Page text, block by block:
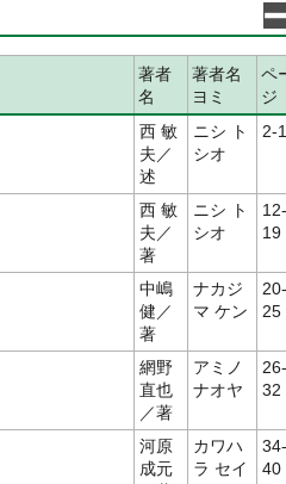
著者
名
著者名
ヨミ
ペ
ジ
西 敏
夫／
述
ニシ ト
シオ
2-
西 敏
夫／
著
ニシ ト
シオ
12-
19
中嶋
健／
著
ナカジ
マ ケン
20-
25
網野
直也
／著
アミノ
ナオヤ
26-
32
河原
成元
カワハ
ラ セイ
34-
40